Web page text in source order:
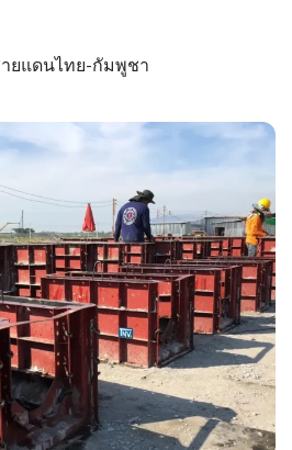
ายแดนไทย-กัมพูชา